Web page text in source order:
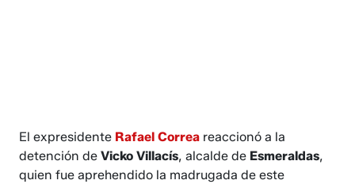
El expresidente Rafael Correa reaccionó a la
detención deVicko Villacís, alcalde de Esmeraldas,
quien fue aprehendido la madrugada de este